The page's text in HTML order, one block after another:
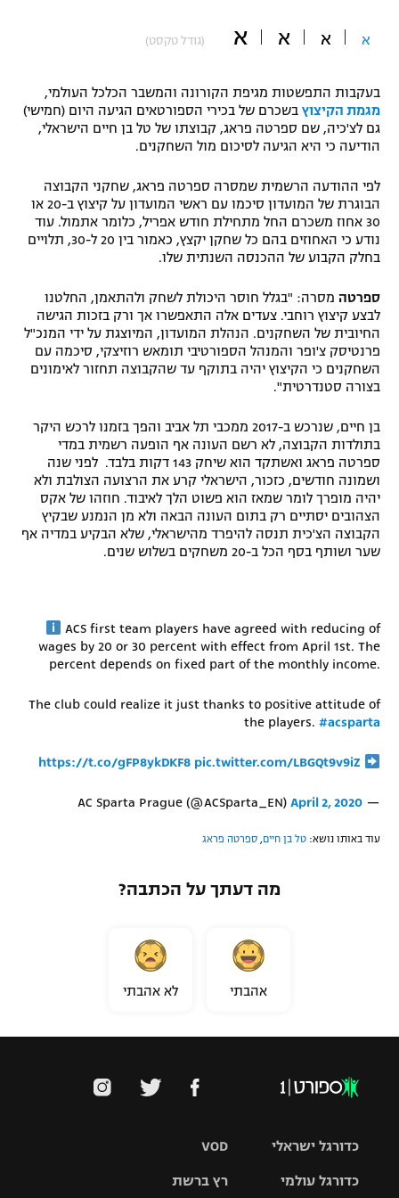
משתתפים וזוכים בפרסים
תקנון משתתפים וזוכים בפרסים
תקנון עבור פעילות אלקטרה
תקנון עבור פעילות ספורט 1 – "מרלן"
טניס
גיימינג E-Sports
תנאי שימוש
מדיניות פרטיות
תקנון פעילות ספורט 1
רשיון להקרנה פומבית לבית עסק
הצטרפות לחבילת הערוצים
לוח דרושים – ג'ובנט
תגיות
אופניים
כדורמים
בייסבול MLB
ספורט אתגרי ואקסטרים
אומנויות לחימה
גיימינג E-Sports
א א א א (גודל טקסט)
בעקבות התפשטות מגיפת הקורונה והמשבר הכלכל העולמי,
מגמת הקיצוץ בשכרם של בכירי הספורטאים הגיעה היום (חמישי)
גם לצ'כיה, שם ספרטה פראג, קבוצתו של טל בן חיים הישראלי,
הודיעה כי היא הגיעה לסיכום מול השחקנים.
לפי ההודעה הרשמית שמסרה ספרטה פראג, שחקני הקבוצה
הבוגרת של המועדון סיכמו עם ראשי המועדון על קיצוץ ב-20 או
30 אחוז משכרם החל מתחילת חודש אפריל, כלומר אתמול. עוד
נודע כי האחוזים בהם כל שחקן יקצץ, כאמור בין 20 ל-30, תלויים
בחלק הקבוע של ההכנסה השנתית שלו.
ספרטה מסרה: "בגלל חוסר היכולת לשחק ולהתאמן, החלטנו
לבצע קיצוץ רוחבי. צעדים אלה התאפשרו אך ורק בזכות הגישה
החיובית של השחקנים. הנהלת המועדון, המיוצגת על ידי המנכ"ל
פרנטיסק צ'ופר והמנהל הספורטיבי תומאש רוזיצקי, סיכמה עם
השחקנים כי הקיצוץ יהיה בתוקף עד שהקבוצה תחזור לאימונים
בצורה סטנדרטית".
בן חיים, שנרכש ב-2017 ממכבי תל אביב והפך בזמנו לרכש היקר
בתולדות הקבוצה, לא רשם העונה אף הופעה רשמית במדי
ספרטה פראג ואשתקד הוא שיחק 143 דקות בלבד. לפני שנה
ושמונה חודשים, כזכור, הישראלי קרע את הרצועה הצולבת ולא
יהיה מופרך לומר שמאז הוא פשוט הלך לאיבוד. חוזהו של אקס
הצהובים יסתיים רק בתום העונה הבאה ולא מן הנמנע שבקיץ
הקבוצה הצ'כית תנסה להיפרד מהישראלי, שלא הבקיע במדיה אף
שער ושותף בסף הכל ב-20 משחקים בשלוש שנים.
ACS first team players have agreed with reducing of
wages by 20 or 30 percent with effect from April 1st. The
percent depends on fixed part of the monthly income.
The club could realize it just thanks to positive attitude of
the players. #acsparta
https://t.co/gFP8ykDKF8 pic.twitter.com/LBGQt9v9iZ
— AC Sparta Prague (@ACSparta_EN)
April 2, 2020
עוד באותו נושא: טל בן חיים, ספרטה פראג
מה דעתך על הכתבה?
אהבתי לא אהבתי
VOD
רץ ברשת
כדורגל ישראלי
כדורגל עולמי